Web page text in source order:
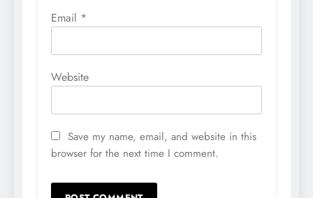
Email *
Website
Save my name, email, and website in this
browser for the next time I comment.